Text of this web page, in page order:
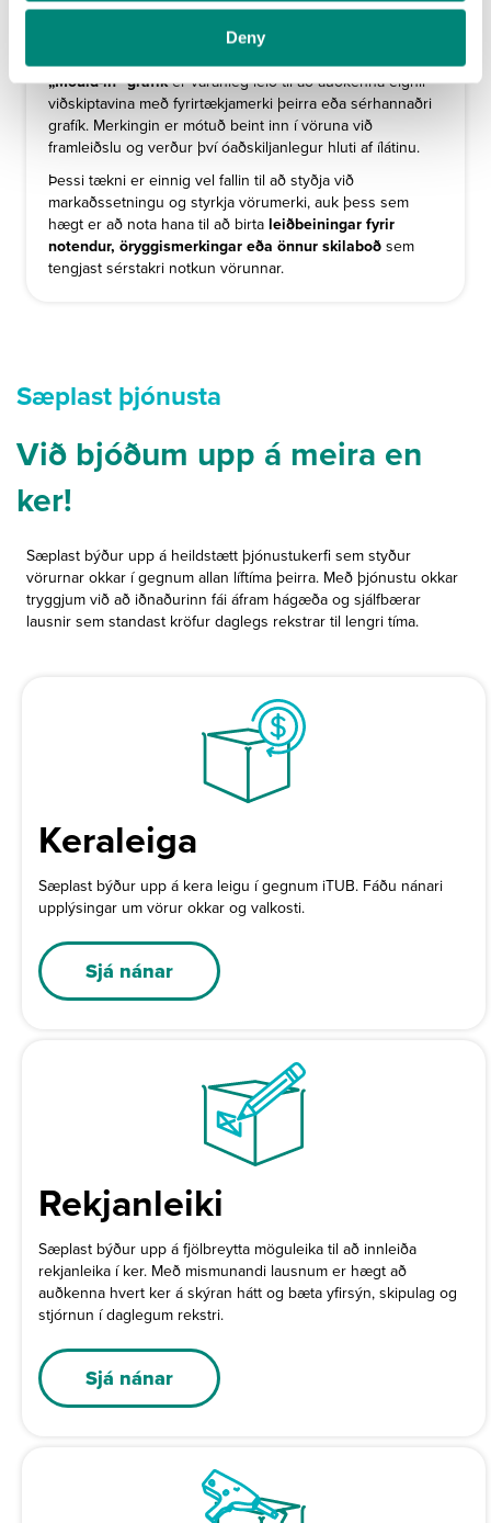
Deny
"Mould-In" Grafík
„Mould-in“ grafíker varanleg leið til að auðkenna eignir
viðskiptavina með fyrirtækjamerki þeirra eða sérhannaðri
grafík. Merkingin er mótuð beint inn í vöruna við
framleiðslu og verður því óaðskiljanlegur hluti af ílátinu.
Þessi tækni er einnig vel fallin til að styðja við
markaðssetningu og styrkja vörumerki, auk þess sem
hægt er að nota hana til að birtaleiðbeiningar fyrir
notendur, öryggismerkingar eða önnur skilaboðsem
tengjast sérstakri notkun vörunnar.
Sæplast þjónusta
Við bjóðum upp á meira en
ker!
Sæplast býður upp á heildstætt þjónustukerfi sem styður
vörurnar okkar í gegnum allan líftíma þeirra. Með þjónustu okkar
tryggjum við að iðnaðurinn fái áfram hágæða og sjálfbærar
lausnir sem standast kröfur daglegs rekstrar til lengri tíma.
Keraleiga
Sæplast býður upp á kera leigu í gegnum iTUB. Fáðu nánari
upplýsingar um vörur okkar og valkosti.
Sjá nánar
Rekjanleiki
Sæplast býður upp á fjölbreytta möguleika til að innleiða
rekjanleika í ker. Með mismunandi lausnum er hægt að
auðkenna hvert ker á skýran hátt og bæta yfirsýn, skipulag og
stjórnun í daglegum rekstri.
Sjá nánar